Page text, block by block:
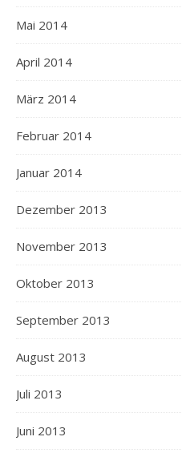
Mai 2014
April 2014
März 2014
Februar 2014
Januar 2014
Dezember 2013
November 2013
Oktober 2013
September 2013
August 2013
Juli 2013
Juni 2013